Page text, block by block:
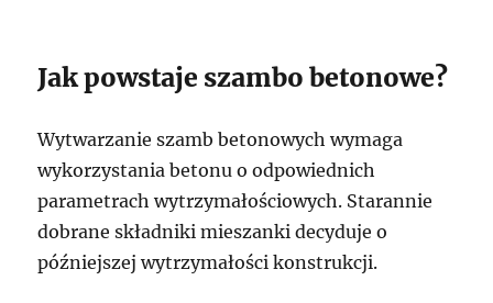
Jak powstaje szambo betonowe?
Wytwarzanie szamb betonowych wymaga
wykorzystania betonu o odpowiednich
parametrach wytrzymałościowych. Starannie
dobrane składniki mieszanki decyduje o
późniejszej wytrzymałości konstrukcji.